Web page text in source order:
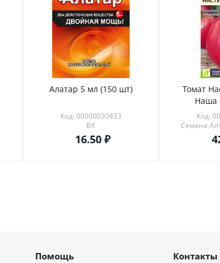
Алатар 5 мл (150 шт)
Код: 00000030433
ВХ
16.50
Томат
Наша
Код:
Семена
Помощь Контакты